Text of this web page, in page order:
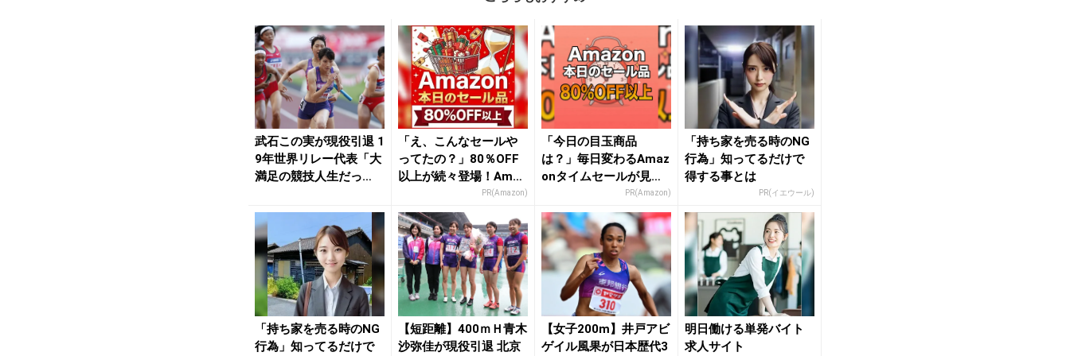
武石この実が現役引退 1
9年世界リレー代表「大
満足の競技人生だっ
「え、こんなセールや
ってたの？」80％OFF
以上が続々登場！Amaz
PR(Amazon)
「今日の目玉商品
は？」毎日変わるAmaz
onタイムセールが見逃
PR(Amazon)
「持ち家を売る時のNG
行為」知ってるだけで
得する事とは
PR(イエウール)
「持ち家を売る時のNG
行為」知ってるだけで
【短距離】400ｍＨ青木
沙弥佳が現役引退 北京
【女子200m】井戸アビ
ゲイル風果が日本歴代3
明日働ける単発バイト
求人サイト